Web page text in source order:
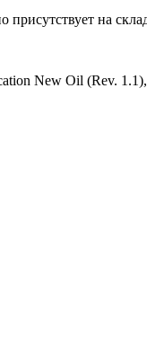
на
New Oil (Rev.